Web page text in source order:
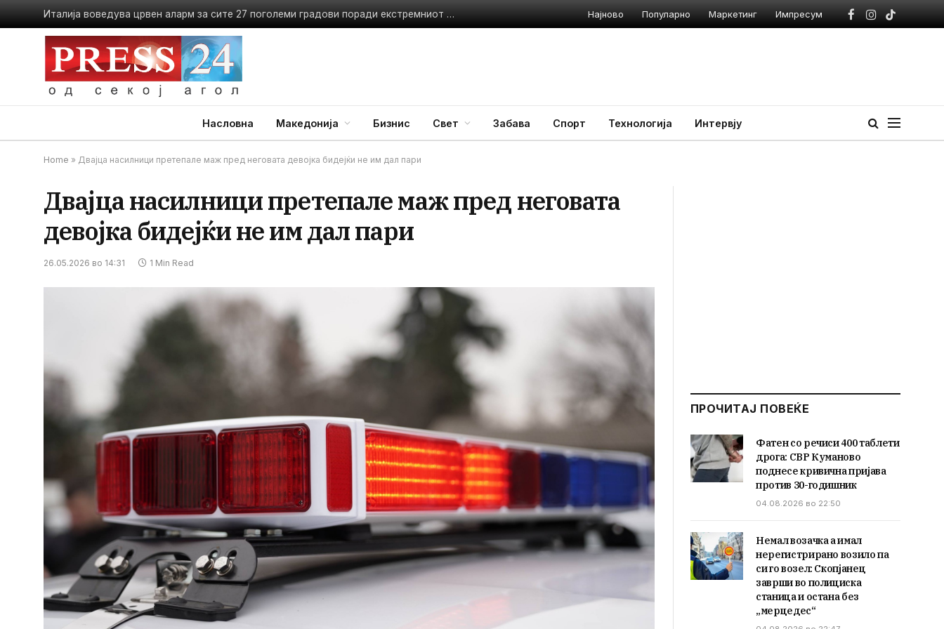
Италија воведува црвен аларм за сите 27 поголеми градови поради екстремниот топлотен бран Најново Популарно Маркетинг Импресум
Facebook
Instagram
TikTok
Насловна Македонија Бизнис Свет Забава Спорт Технологија Интервју
Home » Двајца насилници претепале маж пред неговата девојка бидејќи не им дал пари
Двајца насилници претепале маж пред неговата
девојка бидејќи не им дал пари
26.05.2026 во 14:31 1 Min Read
ПРОЧИТАЈ ПОВЕЌЕ
Фатен со речиси 400 таблети
дрога: СВР Куманово
поднесе кривична пријава
против 30-годишник
04.08.2026 во 22:50
Немал возачка а имал
нерегистрирано возило па
си го возел: Скопјанец
заврши во полициска
станица и остана без
„мерцедес“